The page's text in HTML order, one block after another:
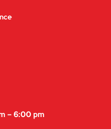
– 6:00 pm